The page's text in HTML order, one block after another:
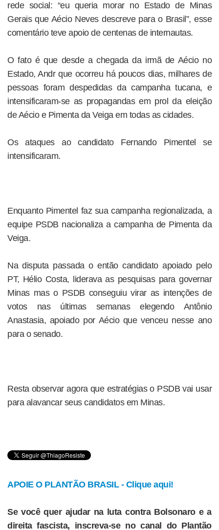
rede social: “eu queria morar no Estado de Minas
Gerais que Aécio Neves descreve para o Brasil”, esse
comentário teve apoio de centenas de internautas.
O fato é que desde a chegada da irmã de Aécio no
Estado, Andr que ocorreu há poucos dias, milhares de
pessoas foram despedidas da campanha tucana, e
intensificaram-se as propagandas em prol da eleição
de Aécio e Pimenta da Veiga em todas as cidades.
Os ataques ao candidato Fernando Pimentel se
intensificaram.
Enquanto Pimentel faz sua campanha regionalizada, a
equipe PSDB nacionaliza a campanha de Pimenta da
Veiga.
Na disputa passada o então candidato apoiado pelo
PT, Hélio Costa, liderava as pesquisas para governar
Minas mas o PSDB conseguiu virar as intenções de
votos nas últimas semanas elegendo Antônio
Anastasia, apoiado por Aécio que venceu nesse ano
para o senado.
Resta observar agora que estratégias o PSDB vai usar
para alavancar seus candidatos em Minas.
APOIE O PLANTÃO BRASIL - Clique aqui!
Se você quer ajudar na luta contra Bolsonaro e a
direita fascista, inscreva-se no canal do Plantão